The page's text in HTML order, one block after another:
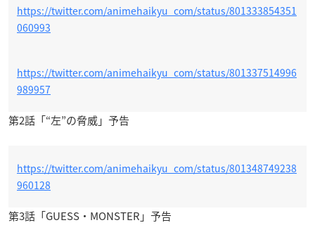
https://twitter.com/animehaikyu_com/status/801333854351
060993
https://twitter.com/animehaikyu_com/status/801337514996
989957
第2話「“左”の脅威」予告
https://twitter.com/animehaikyu_com/status/801348749238
960128
第3話「GUESS・MONSTER」予告